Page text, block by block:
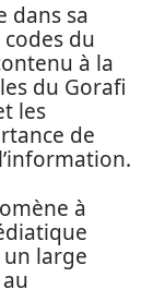
dans sa
du
à la
du Gorafi
les
de
à
un large